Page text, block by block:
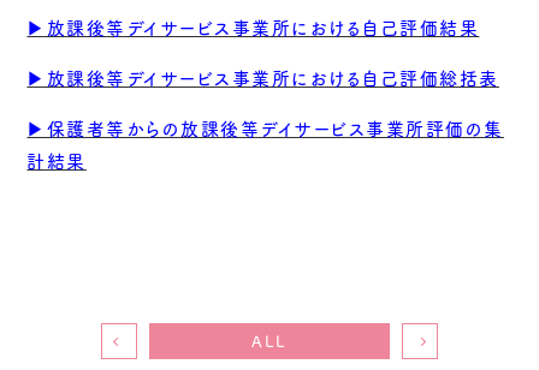
▶放課後等デイサービス事業所における自己評価結果
▶放課後等デイサービス事業所における自己評価総括表
▶保護者等からの放課後等デイサービス事業所評価の集
計結果
ALL